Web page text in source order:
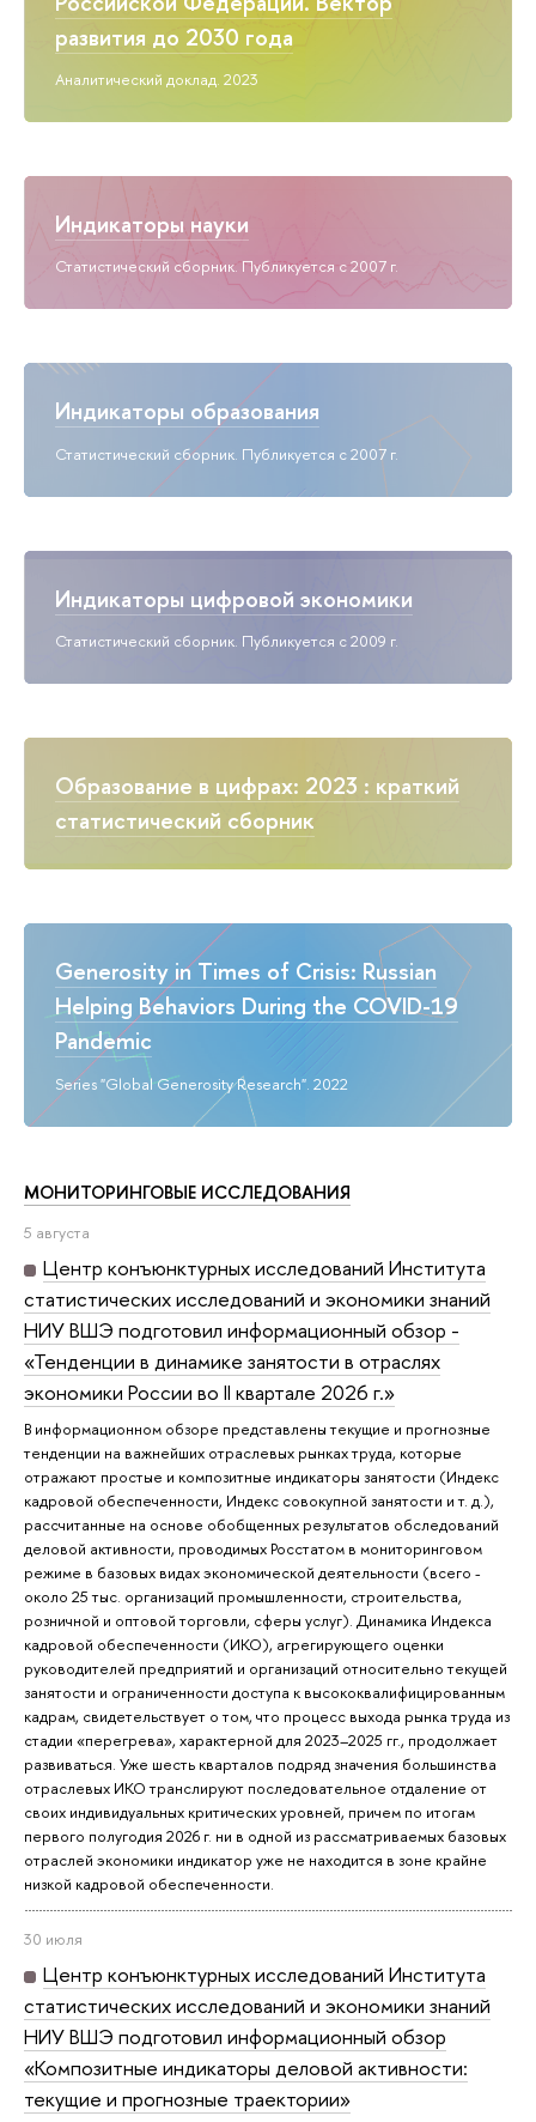
развития до 2030 года
Аналитический доклад. 2023
Индикаторы науки
Статистический сборник. Публикуется с 2007 г.
Индикаторы образования
Статистический сборник. Публикуется с 2007 г.
Индикаторы цифровой экономики
Статистический сборник. Публикуется с 2009 г.
Образование в цифрах: 2023 : краткий
статистический сборник
Generosity in Times of Crisis: Russian
Helping Behaviors During the COVID-19
Pandemic
Series "Global Generosity Research". 2022
МОНИТОРИНГОВЫЕ ИССЛЕДОВАНИЯ
5 августа
Центр конъюнктурных исследований Института
статистических исследований и экономики знаний
НИУ ВШЭ подготовил информационный обзор -
«Тенденции в динамике занятости в отраслях
экономики России во II квартале 2026 г.»
В информационном обзоре представлены текущие и прогнозные
тенденции на важнейших отраслевых рынках труда, которые
отражают простые и композитные индикаторы занятости (Индекс
кадровой обеспеченности, Индекс совокупной занятости и т. д.),
рассчитанные на основе обобщенных результатов обследований
деловой активности, проводимых Росстатом в мониторинговом
режиме в базовых видах экономической деятельности (всего -
около 25 тыс. организаций промышленности, строительства,
розничной и оптовой торговли, сферы услуг). Динамика Индекса
кадровой обеспеченности (ИКО), агрегирующего оценки
руководителей предприятий и организаций относительно текущей
занятости и ограниченности доступа к высококвалифицированным
кадрам, свидетельствует о том, что процесс выхода рынка труда из
стадии «перегрева», характерной для 2023–2025 гг., продолжает
развиваться. Уже шесть кварталов подряд значения большинства
отраслевых ИКО транслируют последовательное отдаление от
своих индивидуальных критических уровней, причем по итогам
первого полугодия 2026 г. ни в одной из рассматриваемых базовых
отраслей экономики индикатор уже не находится в зоне крайне
низкой кадровой обеспеченности.
30 июля
Центр конъюнктурных исследований Института
статистических исследований и экономики знаний
НИУ ВШЭ подготовил информационный обзор
«Композитные индикаторы деловой активности:
текущие и прогнозные траектории»